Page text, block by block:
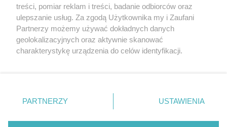
© 2026 Grupa ZPR Media
treści, pomiar reklam i treści, badanie odbiorców oraz
ulepszanie usług. Za zgodą Użytkownika my i Zaufani
Partnerzy możemy używać dokładnych danych
geolokalizacyjnych oraz aktywnie skanować
charakterystykę urządzenia do celów identyfikacji.
zmienić/wycofać klikając przycisk ustawień prywatności
znajdujący się w lewym dolnym rogu strony
rodzaje przetwarzania danych nie wymagają zgody
PARTNERZY USTAWIENIA